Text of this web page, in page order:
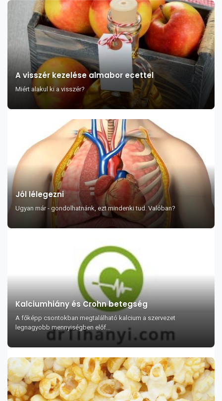
A visszér kezelése almabor ecettel
Miért alakul ki a visszér?
Jól lélegezni
Ugyan már - gondolhatnánk, ezt mindenki tud. Valóban?
Kalciumhiány és Crohn betegség
A főképp csontokban megtalálható kalcium a szervezet
legnagyobb mennyiségben előf...